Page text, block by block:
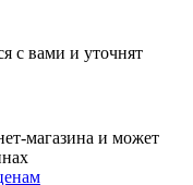
с вами и уточнят
магазина и может